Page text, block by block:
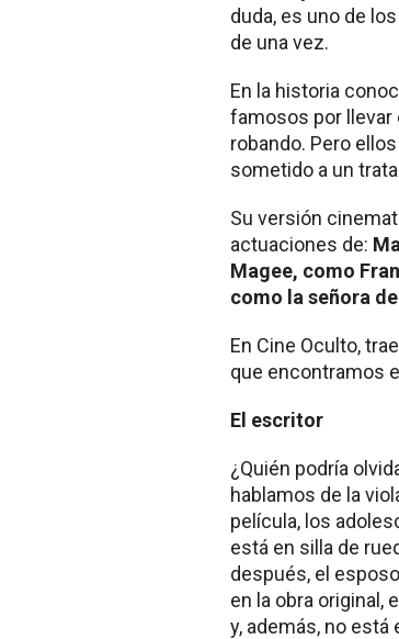
duda, es uno de
de una vez.
En la historia
famosos por llevar
robando. Pero
sometido a un
Su versión
actuaciones de:
Magee, como
como la señora
En Cine Oculto,
que encontramos
El escritor
¿Quién podría
hablamos de la
película, los
está en silla de
después, el
en la obra original,
y, además, no